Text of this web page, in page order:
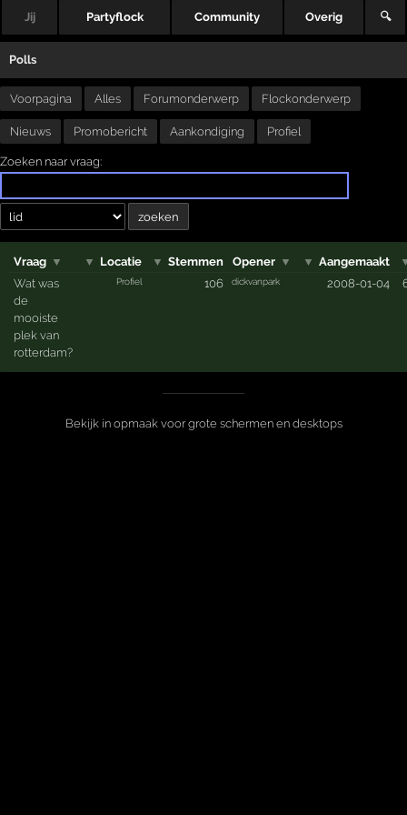
Jij Partyflock Community Overig 🔍
Polls
Voorpagina Alles Forumonderwerp Flockonderwerp
Nieuws Promobericht Aankondiging Profiel
Zoeken naar vraag:
Vraag ▼ ▼ Locatie ▼ Stemmen Opener ▼ ▼ Aangemaakt
Wat was
de
mooiste
plek van
rotterdam?
Profiel 106 dickvanpark 2008-01-04
Bekijk in opmaak voor grote schermen en desktops